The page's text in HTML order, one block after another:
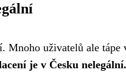
Mnoho uživatelů ale tápe
je v Česku nelegální.